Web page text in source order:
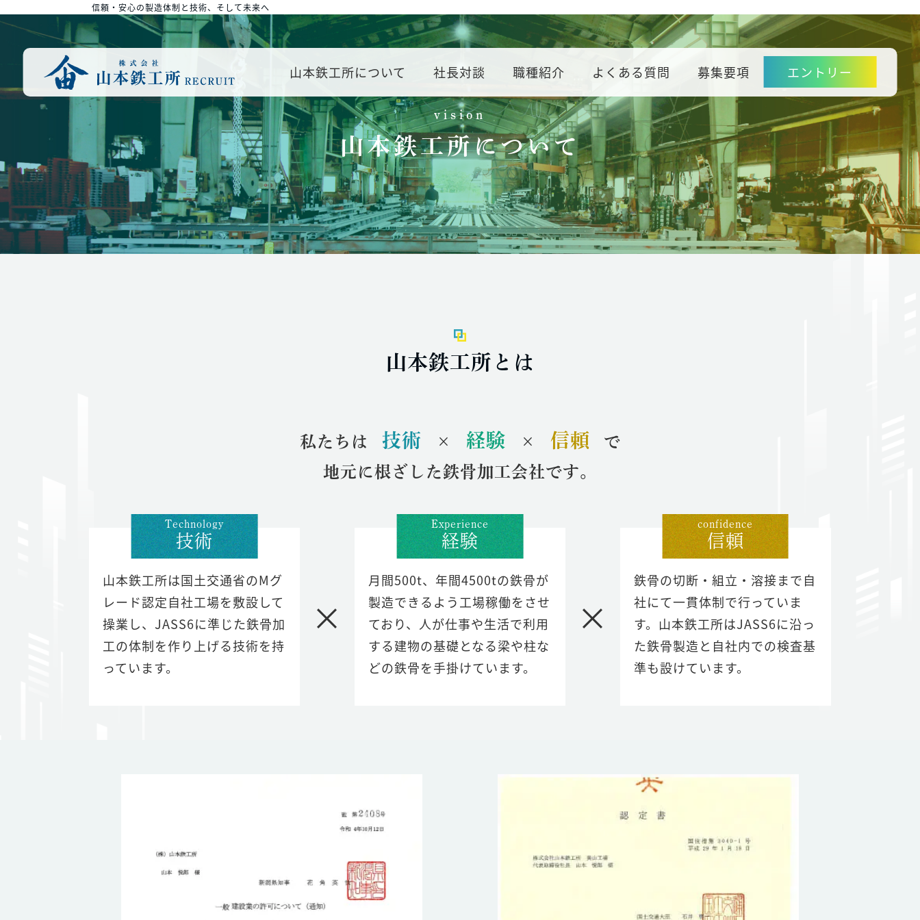
信頼・安心の製造体制と技術、そして未来へ
山本鉄工所について 社長対談 職種紹介 よくある質問 募集要項 エントリー
vision
山本鉄工所について
山本鉄工所とは
私たちは 技術 × 経験 × 信頼
で
地元に根ざした鉄骨加工会社です。
Technology
技術
山本鉄工所は国土交通省のMグ
レード認定自社工場を敷設して
操業し、JASS6に準じた鉄骨加
工の体制を作り上げる技術を持
っています。
×
Experience
経験
月間500t、年間4500tの鉄骨が
製造できるよう工場稼働をさせ
ており、人が仕事や生活で利用
する建物の基礎となる梁や柱な
どの鉄骨を手掛けています。
×
confidence
信頼
鉄骨の切断・組立・溶接まで自
社にて一貫体制で行っていま
す。山本鉄工所はJASS6に沿っ
た鉄骨製造と自社内での検査基
準も設けています。